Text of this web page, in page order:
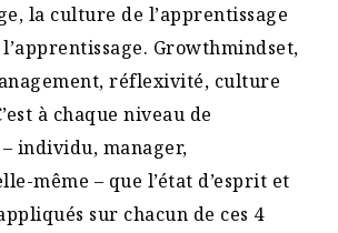
la culture de l’apprentissage
Growthmindset,
réflexivité, culture
à chaque niveau de
individu, manager,
même – que l’état d’esprit et
sur chacun de ces 4